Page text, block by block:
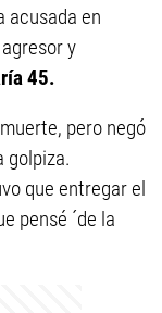
acusada en
y
45.
pero negó
golpiza.
que entregar el
pensé ´de la